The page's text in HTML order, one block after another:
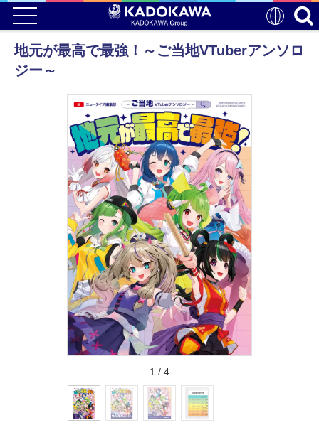
地元が最高で最強！～ご当地VTuberアンソロ
ジー～
1 / 4